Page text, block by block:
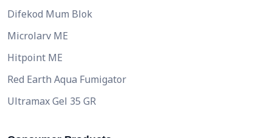
Difekod Mum Blok
Microlarv ME
Hitpoint ME
Red Earth Aqua Fumigator
Ultramax Gel 35 GR